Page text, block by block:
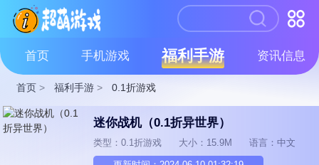
首页 手机游戏 福利手游 资讯信息
首页 > 福利手游 > 0.1折游戏
迷你战机（0.1折异世界）
类型：0.1折游戏 大小：15.9M 语言：中文